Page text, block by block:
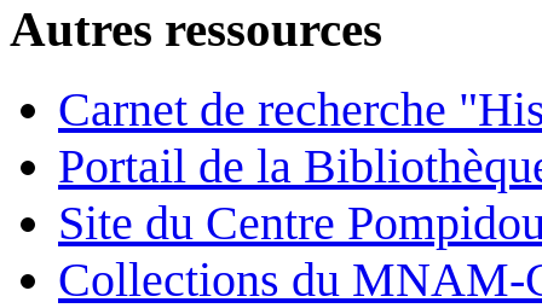
Autres ressources
Carnet de recherche
Portail de la
Site du Centre
Collections du MNAM-